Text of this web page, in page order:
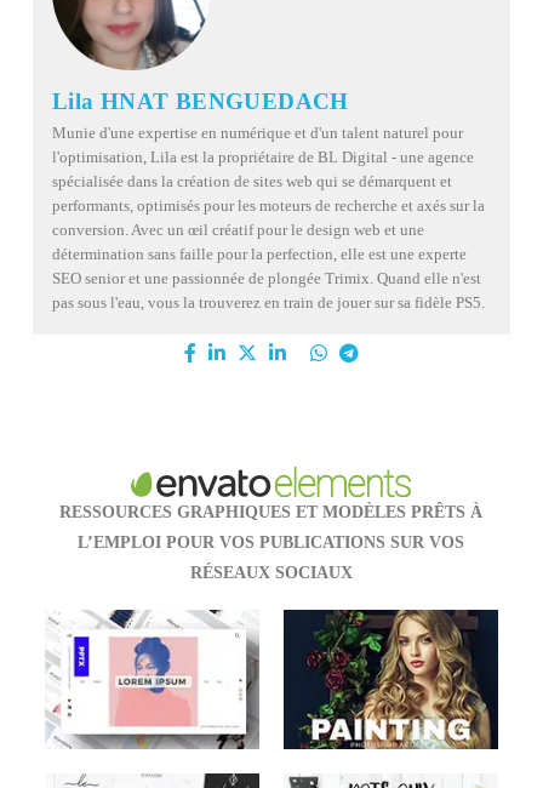
Lila HNAT BENGUEDACH
Munie d'une expertise en numérique et d'un talent naturel pour
l'optimisation, Lila est la propriétaire de BL Digital - une agence
spécialisée dans la création de sites web qui se démarquent et
performants, optimisés pour les moteurs de recherche et axés sur la
conversion. Avec un œil créatif pour le design web et une
détermination sans faille pour la perfection, elle est une experte
SEO senior et une passionnée de plongée Trimix. Quand elle n'est
pas sous l'eau, vous la trouverez en train de jouer sur sa fidèle PS5.
RESSOURCES GRAPHIQUES ET MODÈLES PRÊTS À
L’EMPLOI POUR VOS PUBLICATIONS SUR VOS
RÉSEAUX SOCIAUX